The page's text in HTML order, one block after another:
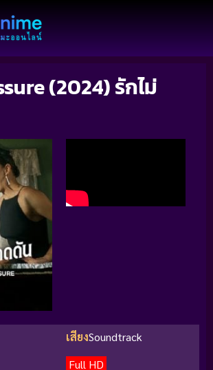
(2024) รักไม่
เสียงSoundtrack
Full HD